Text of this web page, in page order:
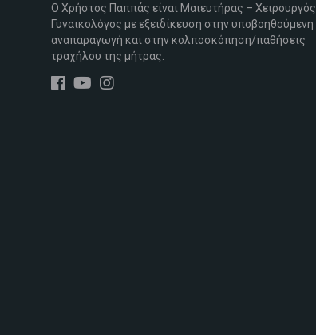
Ο Χρήστος Παππάς είναι Μαιευτήρας – Χειρουργός
Γυναικολόγος με εξειδίκευση στην υποβοηθούμενη
αναπαραγωγή και στην κολποσκόπηση/παθήσεις
τραχήλου της μήτρας.